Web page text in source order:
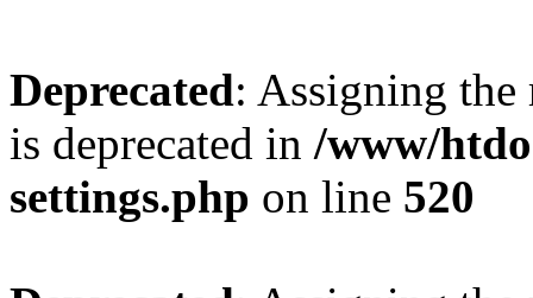
Deprecated: Assigning the
is deprecated in /www/
settings.php on line 520